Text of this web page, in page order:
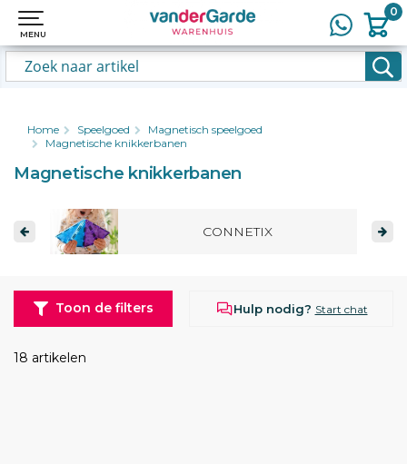
0
MENU
0
MENU
Home Speelgoed
Magnetisch speelgoed
Magnetische knikkerbanen
Magnetische knikkerbanen
CONNETIX
Hulp nodig? Start chat
18 artikelen
Toon de filters